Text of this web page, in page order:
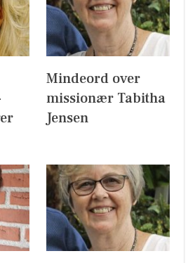
Mindeord over
missionær Tabitha
Jensen